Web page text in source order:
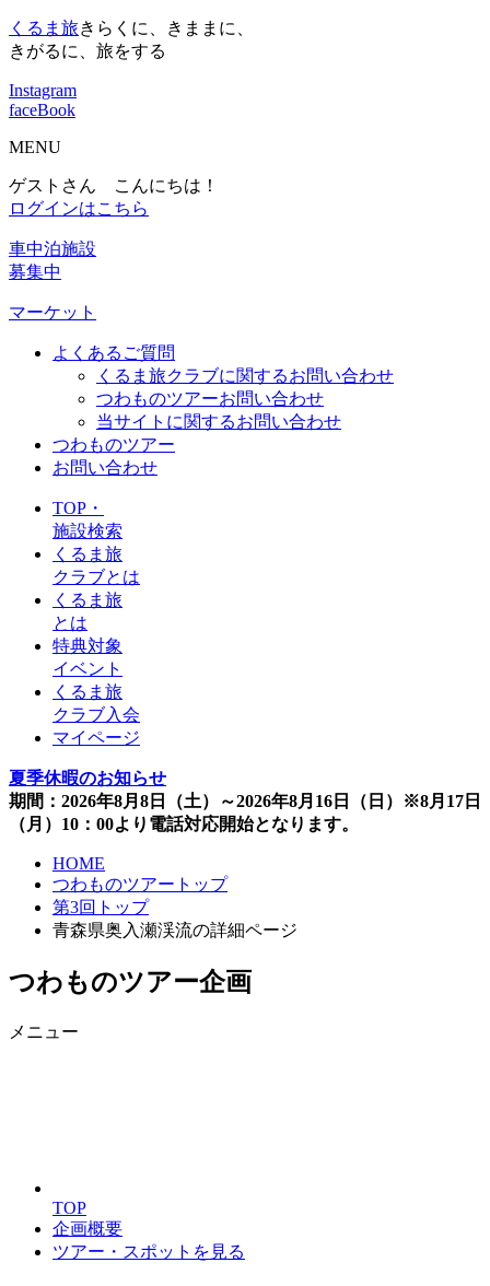
くるま旅きらくに、きままに、
きがるに、旅をする
Instagram
faceBook
MENU
ゲストさん こんにちは！
ログインはこちら
車中泊施設
募集中
マーケット
よくあるご質問
くるま旅クラブに関するお問い合わせ
つわものツアーお問い合わせ
当サイトに関するお問い合わせ
つわものツアー
お問い合わせ
TOP・
施設検索
くるま旅
クラブとは
くるま旅
とは
特典対象
イベント
くるま旅
クラブ入会
マイページ
夏季休暇のお知らせ
期間：2026年8月8日（土）～2026年8月16日（日）※8月17日
（月）10：00より電話対応開始となります。
HOME
つわものツアートップ
第3回トップ
青森県奥入瀬渓流の詳細ページ
つわものツアー企画
メニュー
TOP
企画概要
ツアー・スポットを見る